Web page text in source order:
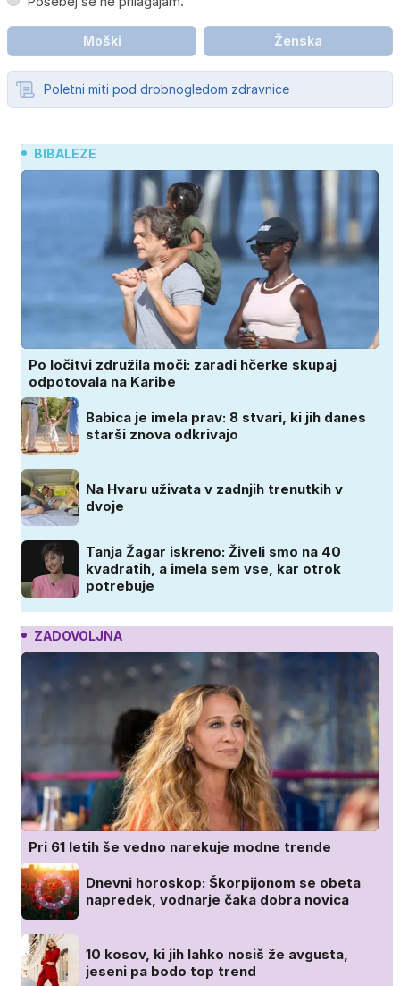
Moški Ženska
Poletni miti pod drobnogledom zdravnice
BIBALEZE
Po ločitvi združila moči: zaradi hčerke skupaj
odpotovala na Karibe
Babica je imela prav: 8 stvari, ki jih danes
starši znova odkrivajo
Na Hvaru uživata v zadnjih trenutkih v
dvoje
Tanja Žagar iskreno: Živeli smo na 40
kvadratih, a imela sem vse, kar otrok
potrebuje
ZADOVOLJNA
Pri 61 letih še vedno narekuje modne trende
Dnevni horoskop: Škorpijonom se obeta
napredek, vodnarje čaka dobra novica
10 kosov, ki jih lahko nosiš že avgusta,
jeseni pa bodo top trend